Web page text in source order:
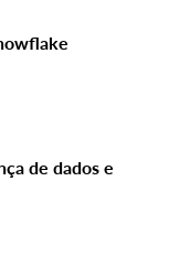
de dados e